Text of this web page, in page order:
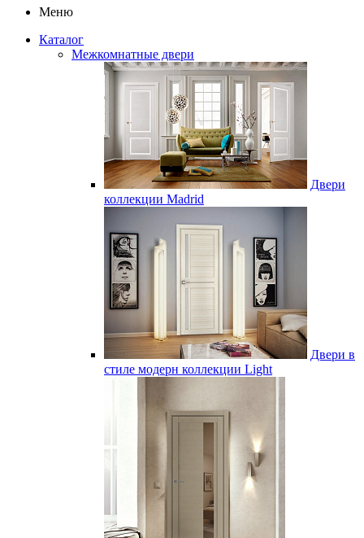
Меню
Каталог
Межкомнатные двери
Двери
коллекции Madrid
Двери в
стиле модерн коллекции Light